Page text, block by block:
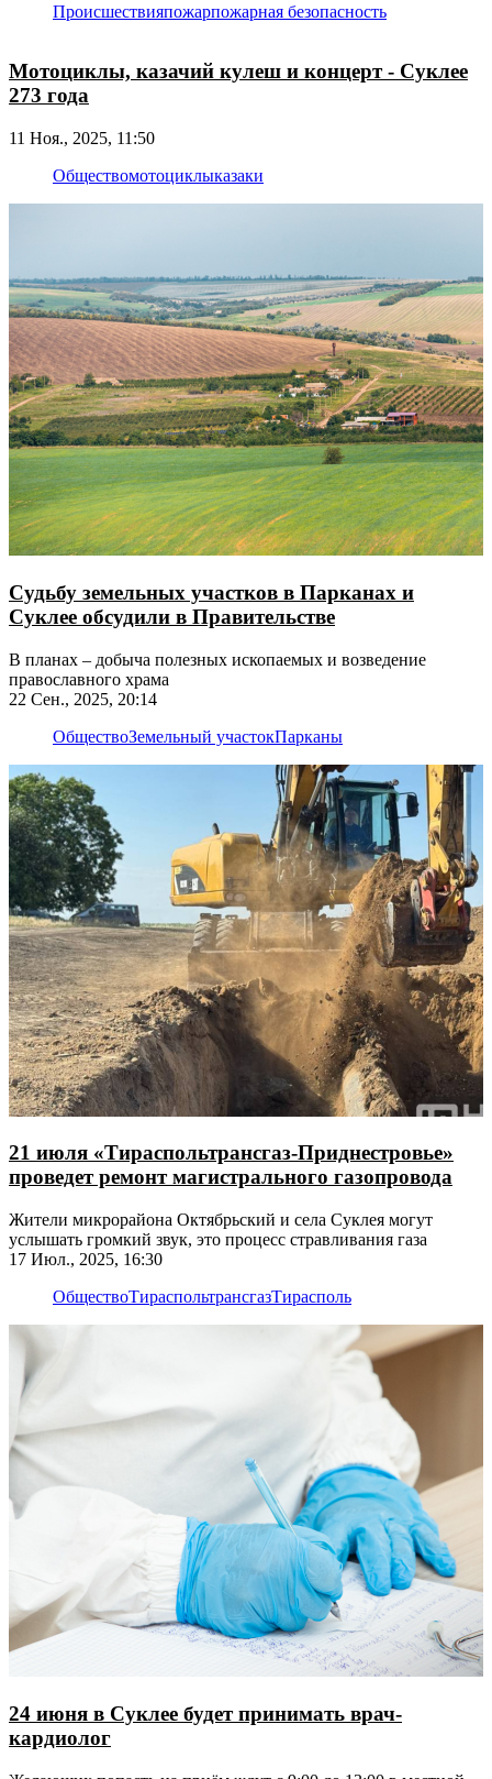
Происшествияпожарпожарная безопасность
Мотоциклы, казачий кулеш и концерт - Суклее
273 года
11 Ноя., 2025, 11:50
Обществомотоциклыказаки
Судьбу земельных участков в Парканах и
Суклее обсудили в Правительстве
В планах – добыча полезных ископаемых и возведение
православного храма
22 Сен., 2025, 20:14
ОбществоЗемельный участокПарканы
21 июля «Тираспольтрансгаз-Приднестровье»
проведет ремонт магистрального газопровода
Жители микрорайона Октябрьский и села Суклея могут
услышать громкий звук, это процесс стравливания газа
17 Июл., 2025, 16:30
ОбществоТираспольтрансгазТирасполь
24 июня в Суклее будет принимать врач-
кардиолог